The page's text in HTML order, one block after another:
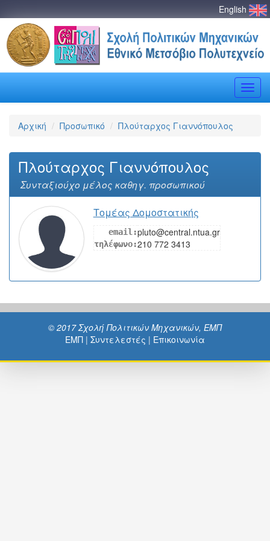
English
Toggle
Αρχική Προσωπικό Πλούταρχος Γιαννόπουλος
Πλούταρχος Γιαννόπουλος
Συνταξιούχο μέλος καθηγ. προσωπικού
Τομέας Δομοστατικής
email:pluto@central.ntua.gr
τηλέφωνο:210 772 3413
© 2017 Σχολή Πολιτικών Μηχανικών, ΕΜΠ
ΕΜΠ | Συντελεστές | Επικοινωνία